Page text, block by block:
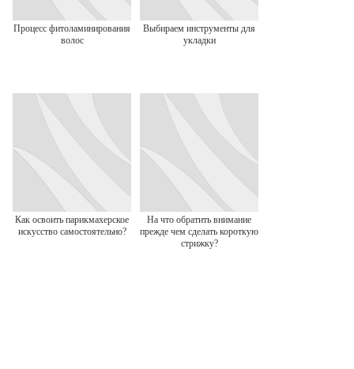
Процесс фитоламинирования
волос
Выбираем инструменты для
укладки
Как освоить парикмахерское
искусство самостоятельно?
На что обратить внимание
прежде чем сделать короткую
стрижку?